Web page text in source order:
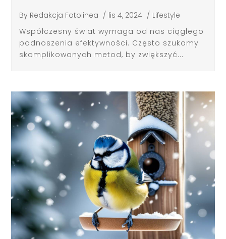
By Redakcja Fotolinea / lis 4, 2024 / Lifestyle
Współczesny świat wymaga od nas ciągłego
podnoszenia efektywności. Często szukamy
skomplikowanych metod, by zwiększyć...